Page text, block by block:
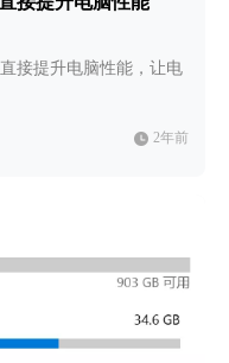
接提升电脑性能，让电
2年前